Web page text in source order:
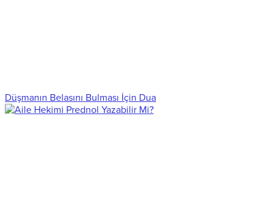
Düşmanın Belasını Bulması İçin Dua